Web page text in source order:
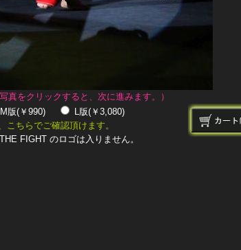
写真をクリックすると、次に進みます。）
M版(￥990)
L版(￥3,080)
こちらでご確認頂けます。
FIGHT のロゴは入りません。